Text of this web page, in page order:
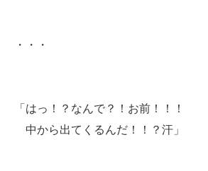
・・・
「はっ！？なんで？！お前！！！
中から出てくるんだ！！？汗」